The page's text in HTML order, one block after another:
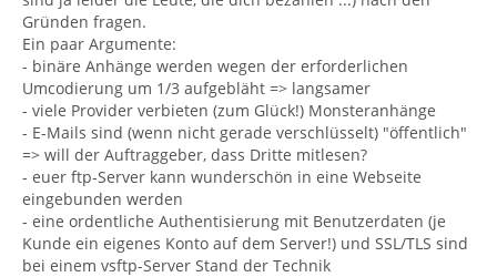
Gründen fragen.
Ein paar Argumente:
- binäre Anhänge werden wegen der erforderlichen
Umcodierung um 1/3 aufgebläht => langsamer
- viele Provider verbieten (zum Glück!) Monsteranhänge
- E-Mails sind (wenn nicht gerade verschlüsselt) "öffentlich"
=> will der Auftraggeber, dass Dritte mitlesen?
- euer ftp-Server kann wunderschön in eine Webseite
eingebunden werden
- eine ordentliche Authentisierung mit Benutzerdaten (je
Kunde ein eigenes Konto auf dem Server!) und SSL/TLS sind
bei einem vsftp-Server Stand der Technik